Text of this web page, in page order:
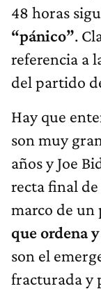
48 horas
“pánico”.
referencia a
del partido
Hay que
son muy
años y Joe
recta final
marco de un
que ordena
son el
fracturada y